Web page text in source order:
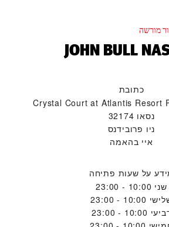
מורשה
‭JOHN BULL
כתובת
Crystal Court at Atlantis Resort
נסאו 32174
ניו פרובידנס
איי בהאמה
על שעות פתיחה
שני 10:00 - 23:00
10:00 - 23:00
10:00 - 23:00